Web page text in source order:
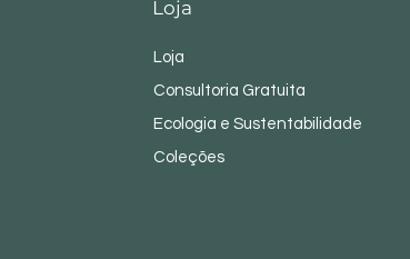
Loja
Consultoria Gratuita
Ecologia e Sustentabilidade
Coleções
Loja